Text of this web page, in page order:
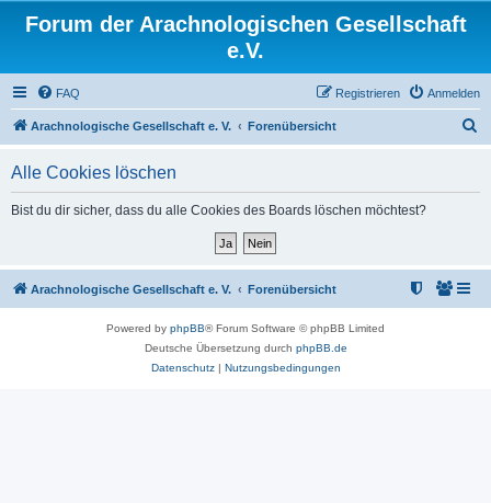
Forum der Arachnologischen Gesellschaft
e.V.
FAQ Anmelden
Registrieren
Arachnologische Gesellschaft e. V. Forenübersicht
Alle Cookies löschen
Bist du dir sicher, dass du alle Cookies des Boards löschen möchtest?
Arachnologische Gesellschaft e. V. Forenübersicht
Powered by phpBB® Forum Software © phpBB Limited
Deutsche Übersetzung durch phpBB.de
Datenschutz| Nutzungsbedingungen